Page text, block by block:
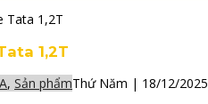
Tata 1,2T
1,2T
, Sản phẩmThứ Năm | 18/12/2025